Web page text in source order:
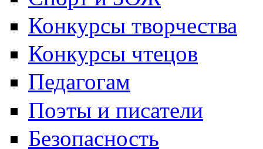
Конкурсы творчества
Конкурсы чтецов
Педагогам
Поэты и писатели
Безопасность